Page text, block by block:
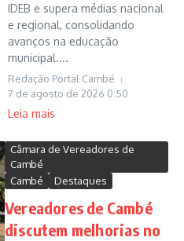
IDEB e supera médias nacional
e regional, consolidando
avanços na educação
municipal....
Redação Portal Cambé
7 de agosto de 2026 0:50
Leia mais
Câmara de Vereadores de
Cambé
Cambé
Destaques
Vereadores de Cambé
discutem melhorias no